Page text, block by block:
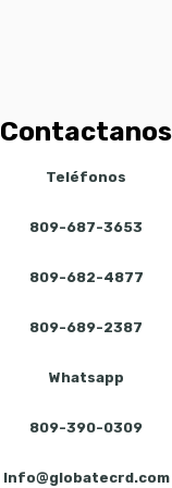
Contactanos
Teléfonos
809-687-3653
809-682-4877
809-689-2387
Whatsapp
809-390-0309
Info@globatecrd.com